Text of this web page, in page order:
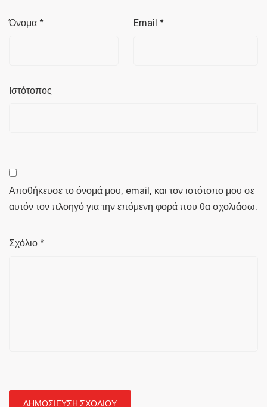
Όνομα * Email *
Ιστότοπος
Αποθήκευσε το όνομά μου, email, και τον ιστότοπο μου σε
αυτόν τον πλοηγό για την επόμενη φορά που θα σχολιάσω.
Σχόλιο *